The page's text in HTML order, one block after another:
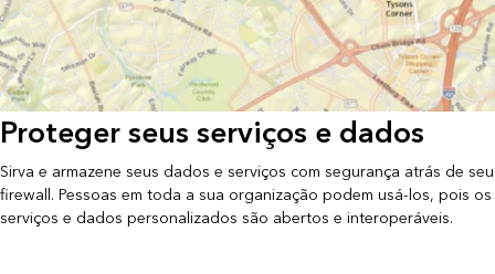
Proteger seus serviços e dados
Sirva e armazene seus dados e serviços com segurança atrás de seu
firewall. Pessoas em toda a sua organização podem usá-los, pois os
serviços e dados personalizados são abertos e interoperáveis.